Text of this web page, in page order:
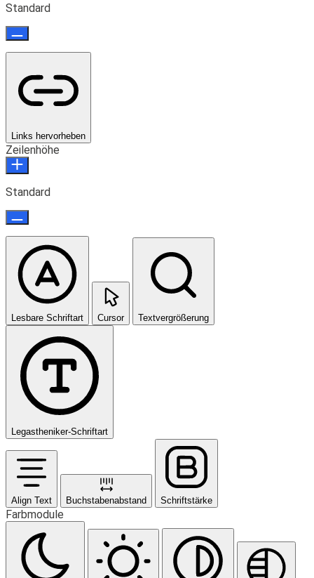
Standard
Links hervorheben
Zeilenhöhe
Standard
Lesbare Schriftart Cursor Textvergrößerung
Legastheniker-Schriftart
Align Text Buchstabenabstand Schriftstärke
Farbmodule